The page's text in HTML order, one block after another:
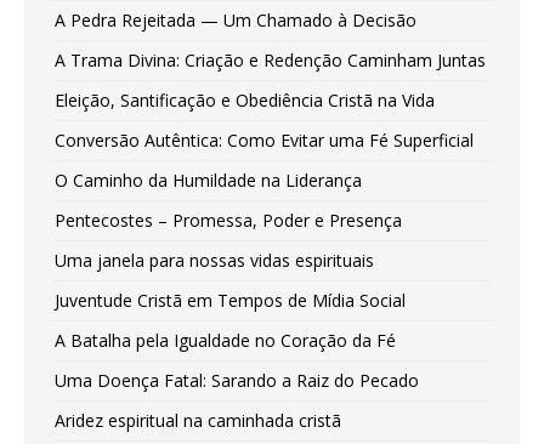
A Pedra Rejeitada — Um Chamado à Decisão
A Trama Divina: Criação e Redenção Caminham Juntas
Eleição, Santificação e Obediência Cristã na Vida
Conversão Autêntica: Como Evitar uma Fé Superficial
O Caminho da Humildade na Liderança
Pentecostes – Promessa, Poder e Presença
Uma janela para nossas vidas espirituais
Juventude Cristã em Tempos de Mídia Social
A Batalha pela Igualdade no Coração da Fé
Uma Doença Fatal: Sarando a Raiz do Pecado
Aridez espiritual na caminhada cristã